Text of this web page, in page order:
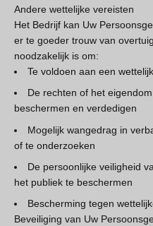
Andere wettelijke vereisten
Het Bedrijf kan Uw
er te goeder trouw van
noodzakelijk is om:
Te voldoen aan een
De rechten of het
beschermen en verdedigen
Mogelijk wangedrag in
of te onderzoeken
De persoonlijke veiligheid
het publiek te beschermen
Bescherming tegen
Beveiliging van Uw